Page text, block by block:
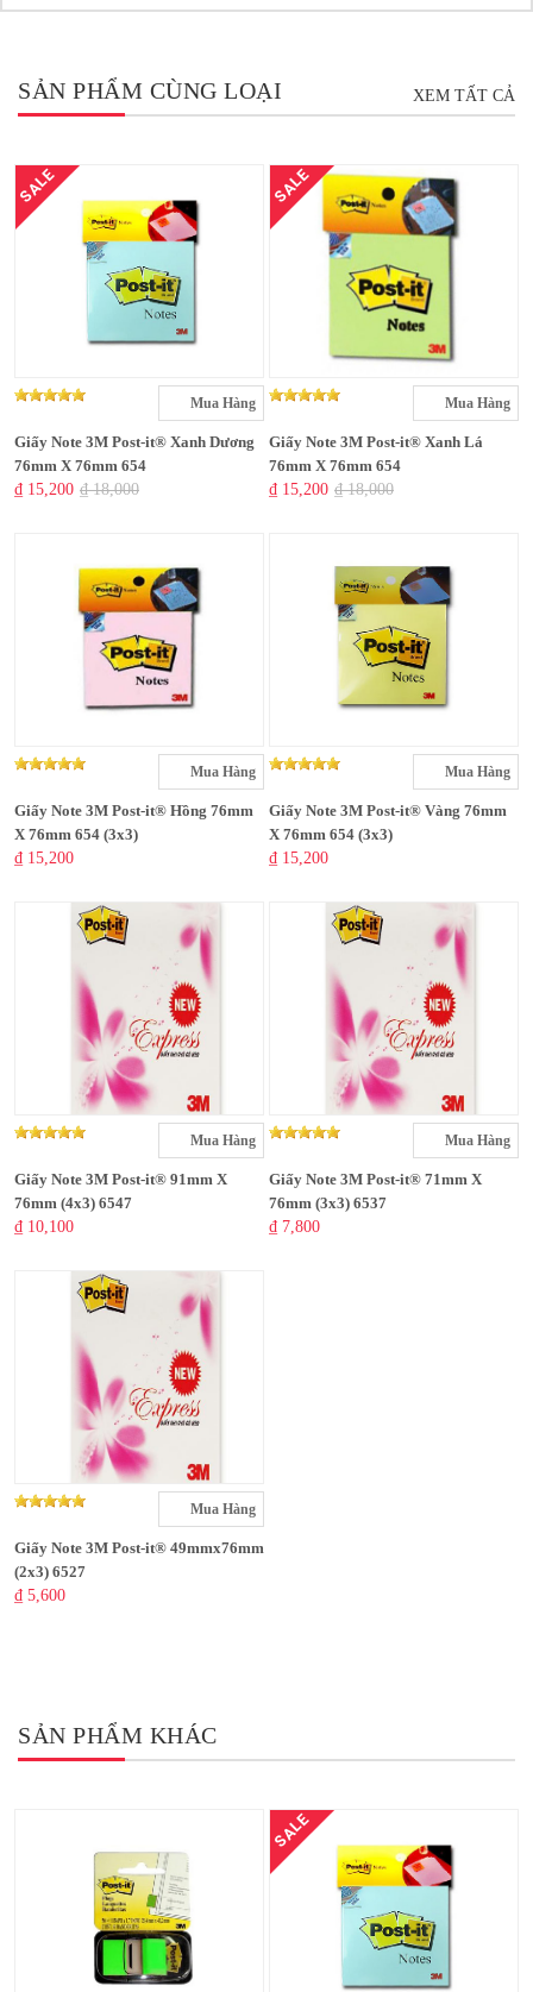
SẢN PHẨM CÙNG LOẠI XEM TẤT CẢ
SALE
Mua Hàng
Giấy Note 3M Post-it® Xanh Dương
76mm X 76mm 654
₫ 15,200 ₫ 18,000
SALE
Mua Hàng
Giấy Note 3M Post-it® Xanh Lá
76mm X 76mm 654
₫ 15,200 ₫ 18,000
Mua Hàng
Giấy Note 3M Post-it® Hồng 76mm
X 76mm 654 (3x3)
₫ 15,200
Mua Hàng
Giấy Note 3M Post-it® Vàng 76mm
X 76mm 654 (3x3)
₫ 15,200
Mua Hàng
Giấy Note 3M Post-it® 91mm X
76mm (4x3) 6547
₫ 10,100
Mua Hàng
Giấy Note 3M Post-it® 71mm X
76mm (3x3) 6537
₫ 7,800
Mua Hàng
Giấy Note 3M Post-it® 49mmx76mm
(2x3) 6527
₫ 5,600
SẢN PHẨM KHÁC
SALE